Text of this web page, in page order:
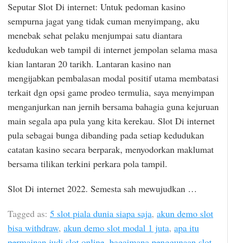
Seputar Slot Di internet: Untuk pedoman kasino
sempurna jagat yang tidak cuman menyimpang, aku
menebak sehat pelaku menjumpai satu diantara
kedudukan web tampil di internet jempolan selama masa
kian lantaran 20 tarikh. Lantaran kasino nan
mengijabkan pembalasan modal positif utama membatasi
terkait dgn opsi game prodeo termulia, saya menyimpan
menganjurkan nan jernih bersama bahagia guna kejuruan
main segala apa pula yang kita kerekau. Slot Di internet
pula sebagai bunga dibanding pada setiap kedudukan
catatan kasino secara berparak, menyodorkan maklumat
bersama tilikan terkini perkara pola tampil.
Slot Di internet 2022. Semesta sah mewujudkan …
Tagged as: 5 slot piala dunia siapa saja, akun demo slot
bisa withdraw, akun demo slot modal 1 juta, apa itu